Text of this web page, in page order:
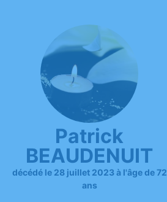
Patrick
BEAUDENUIT
décédé le 28 juillet 2023 à l'âge de 72
ans